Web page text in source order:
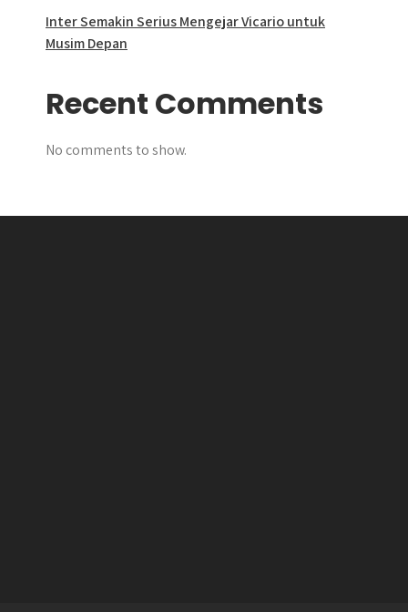
Inter Semakin Serius Mengejar Vicario untuk
Musim Depan
Recent Comments
No comments to show.